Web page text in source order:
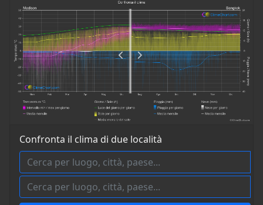
Confronta il clima di due località